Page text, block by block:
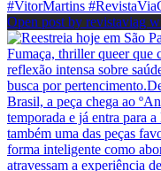
Open post by revistaviag